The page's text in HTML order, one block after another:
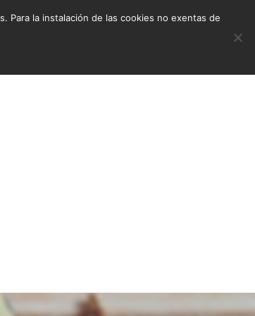
Para la instalación de las cookies no exentas de